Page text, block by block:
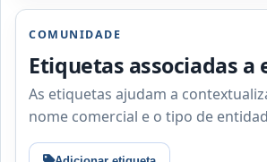
COMUNIDADE
Etiquetas associadas a
As etiquetas ajudam a
nome comercial e o tipo de